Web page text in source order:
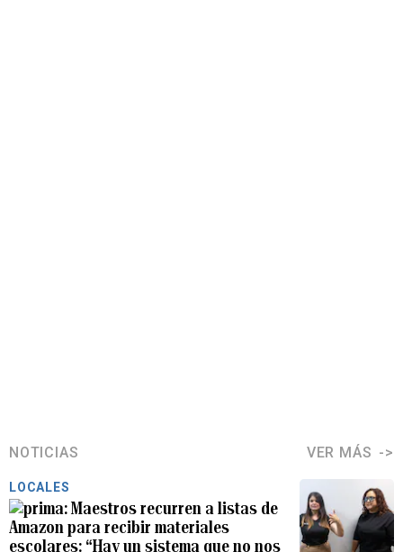
NOTICIAS VER MÁS
LOCALES
Maestros recurren a listas de
Amazon para recibir materiales
escolares: “Hay un sistema que no nos